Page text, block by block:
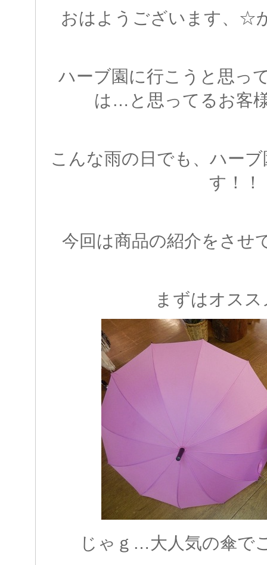
おはようございます、☆
ハーブ園に行こうと思っ
は…と思ってるお客
こんな雨の日でも、ハー
す！！
今回は商品の紹介をさせ
まずはオス
じゃｇ…大人気の傘で